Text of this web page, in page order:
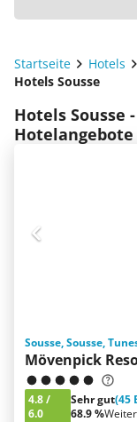
Startseite Hotels
Hotels Sousse
Hotels Sousse
Hotelangebote
Sousse, Sousse,
Mövenpick
4.8/
6.0
Sehr gut(45
68.9 %